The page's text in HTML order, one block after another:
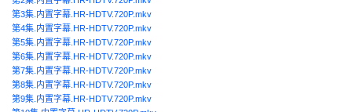
第3集.内置字幕.HR-HDTV.720P.mkv
第4集.内置字幕.HR-HDTV.720P.mkv
第5集.内置字幕.HR-HDTV.720P.mkv
第6集.内置字幕.HR-HDTV.720P.mkv
第7集.内置字幕.HR-HDTV.720P.mkv
第8集.内置字幕.HR-HDTV.720P.mkv
第9集.内置字幕.HR-HDTV.720P.mkv